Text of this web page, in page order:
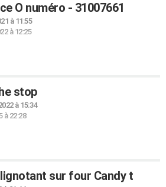
O numéro - 31007661
à 11:55
à 12:25
stop
à 15:34
à 22:28
sur four Candy t